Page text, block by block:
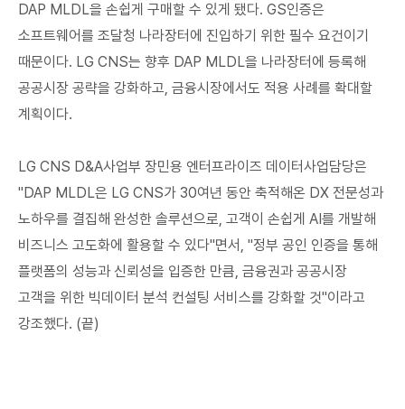
DAP MLDL을 손쉽게 구매할 수 있게 됐다. GS인증은
소프트웨어를 조달청 나라장터에 진입하기 위한 필수 요건이기
때문이다. LG CNS는 향후 DAP MLDL을 나라장터에 등록해
공공시장 공략을 강화하고, 금융시장에서도 적용 사례를 확대할
계획이다.
LG CNS D&A사업부 장민용 엔터프라이즈 데이터사업담당은
"DAP MLDL은 LG CNS가 30여년 동안 축적해온 DX 전문성과
노하우를 결집해 완성한 솔루션으로, 고객이 손쉽게 AI를 개발해
비즈니스 고도화에 활용할 수 있다"면서, "정부 공인 인증을 통해
플랫폼의 성능과 신뢰성을 입증한 만큼, 금융권과 공공시장
고객을 위한 빅데이터 분석 컨설팅 서비스를 강화할 것"이라고
강조했다. (끝)